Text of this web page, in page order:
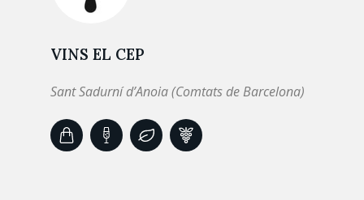
VINS EL CEP
Sant Sadurní d’Anoia (Comtats de Barcelona)